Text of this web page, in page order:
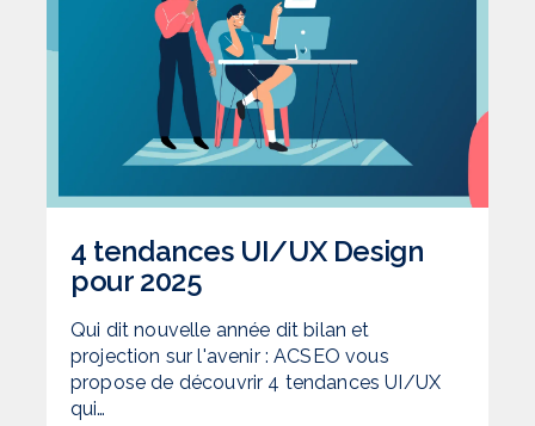
4 tendances UI/UX Design
pour 2025
Qui dit nouvelle année dit bilan et
projection sur l'avenir : ACSEO vous
propose de découvrir 4 tendances UI/UX
qui…